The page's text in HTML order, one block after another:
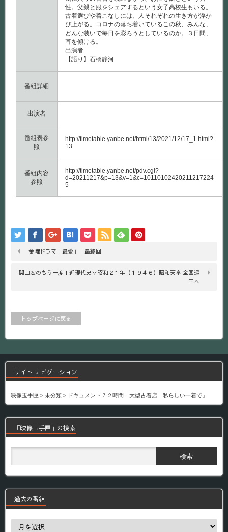
性。父親と服をシェアするという女子高校生もいる。
古着選びや着こなしには、人それぞれの生き方が浮か
び上がる。コロナの落ち着いているこの秋、みんな、
どんな装いで毎日を彩ろうとしているのか。３日間、
耳を傾ける。
出演者
【語り】石橋静河
番組詳細
出演者
番組表参
照
http://timetable.yanbe.net/html/13/2021/12/17_1.html?
13
番組内容
参照
http://timetable.yanbe.net/pdv.cgi?
d=20211217&p=13&v=1&c=10110102420211217224
5
金曜ドラマ「最愛」 最終回
関口宏のもう一度！近現代史▽昭和２１年（１９４６）昭和天皇 全国巡
幸へ
トップページに戻る
サイト ナビゲーション
映像玉手匣 > 未分類 > ドキュメント７２時間「大型古着店 私らしい一着で」
「映像玉手匣」の検索
過去の番組
過